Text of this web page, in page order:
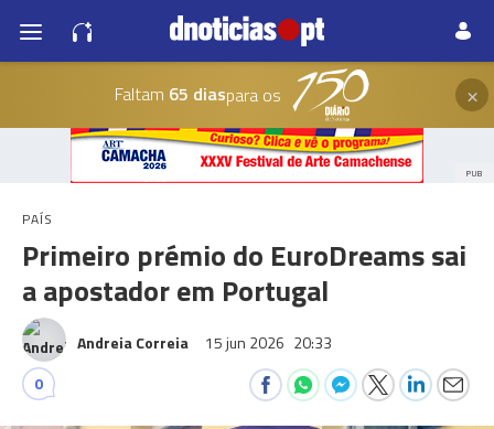
Faltam 65 diaspara os ×
PUB
PAÍS
Primeiro prémio do EuroDreams sai
a apostador em Portugal
Andreia Correia 15 jun 2026 20:33
0